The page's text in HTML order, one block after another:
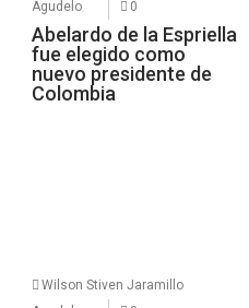
Agudelo
0
Abelardo de la Espriella
fue elegido como
nuevo presidente de
Colombia
Wilson Stiven Jaramillo